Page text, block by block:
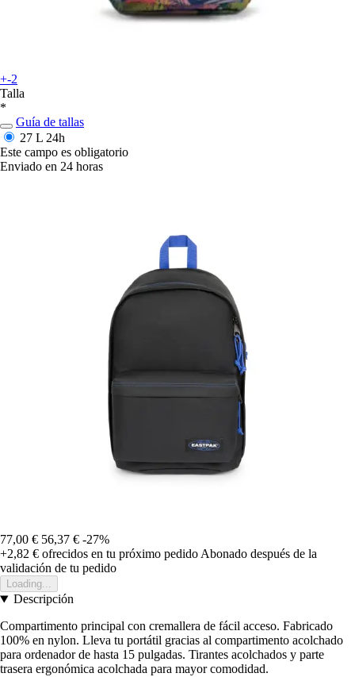
+-2
Talla
*
Guía de tallas
27 L 24h
Este campo es obligatorio
Enviado en 24 horas
77,00 € 56,37 € -27%
+2,82 € ofrecidos en tu próximo pedido Abonado después de la
validación de tu pedido
Loading...
Descripción
Compartimento principal con cremallera de fácil acceso. Fabricado
100% en nylon. Lleva tu portátil gracias al compartimento acolchado
para ordenador de hasta 15 pulgadas. Tirantes acolchados y parte
trasera ergonómica acolchada para mayor comodidad.